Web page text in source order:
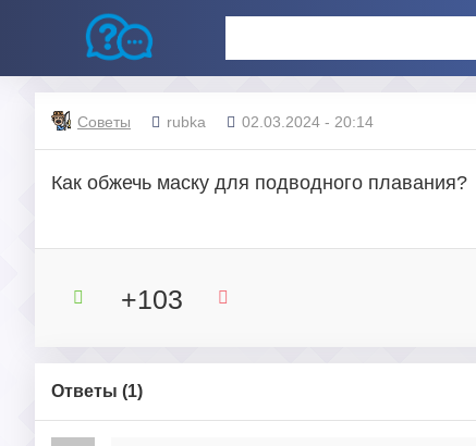
Советы rubka 02.03.2024 - 20:14
Как обжечь маску для подводного плавания?
+103
Ответы (1)